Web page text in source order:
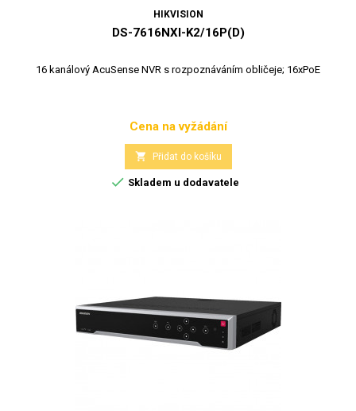
HIKVISION
DS-7616NXI-K2/16P(D)
16 kanálový AcuSense NVR s rozpoznáváním obličeje; 16xPoE
Cena
Cena na vyžádání
 Přidat do košíku
 Skladem u dodavatele